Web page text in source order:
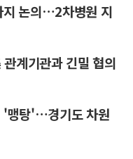
지 논의…2차병원 지
계기관과 긴밀 협의
'맹탕'…경기도 차원